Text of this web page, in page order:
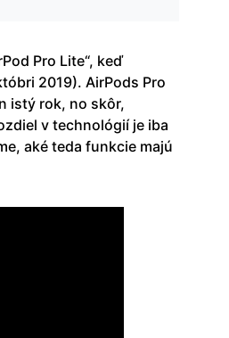
Pro Lite“, keď
2019). AirPods Pro
istý rok, no skôr,
v technológií je iba
aké teda funkcie majú